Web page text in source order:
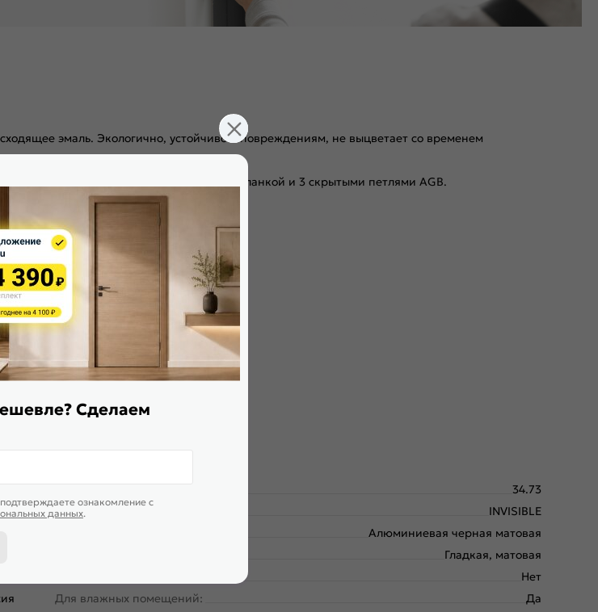
эмаль. Экологично, устойчиво к повреждениям, не выцветает со временем
коробка укомплектована ответной планкой и 3 скрытыми петлями AGB.
которую обеспечивает жесткий тамбурат с малым размером ячейки и плита HDF. Используем
кромка в цвете Черный
34.73
Тип коробки:
INVISIBLE
Алюминиевая черная матовая
Гладкая, матовая
Нет
Для влажных помещений:
Да
Сделаем
ознакомление c
данных.